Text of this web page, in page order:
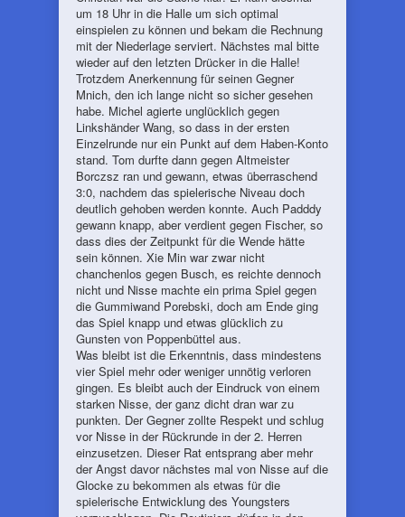
um 18 Uhr in die Halle um sich optimal
einspielen zu können und bekam die Rechnung
mit der Niederlage serviert. Nächstes mal bitte
wieder auf den letzten Drücker in die Halle!
Trotzdem Anerkennung für seinen Gegner
Mnich, den ich lange nicht so sicher gesehen
habe. Michel agierte unglücklich gegen
Linkshänder Wang, so dass in der ersten
Einzelrunde nur ein Punkt auf dem Haben-Konto
stand. Tom durfte dann gegen Altmeister
Borczsz ran und gewann, etwas überraschend
3:0, nachdem das spielerische Niveau doch
deutlich gehoben werden konnte. Auch Padddy
gewann knapp, aber verdient gegen Fischer, so
dass dies der Zeitpunkt für die Wende hätte
sein können. Xie Min war zwar nicht
chanchenlos gegen Busch, es reichte dennoch
nicht und Nisse machte ein prima Spiel gegen
die Gummiwand Porebski, doch am Ende ging
das Spiel knapp und etwas glücklich zu
Gunsten von Poppenbüttel aus.
Was bleibt ist die Erkenntnis, dass mindestens
vier Spiel mehr oder weniger unnötig verloren
gingen. Es bleibt auch der Eindruck von einem
starken Nisse, der ganz dicht dran war zu
punkten. Der Gegner zollte Respekt und schlug
vor Nisse in der Rückrunde in der 2. Herren
einzusetzen. Dieser Rat entsprang aber mehr
der Angst davor nächstes mal von Nisse auf die
Glocke zu bekommen als etwas für die
spielerische Entwicklung des Youngsters